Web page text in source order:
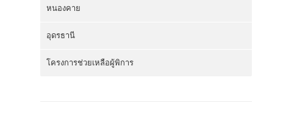
หนองคาย
อุดรธานี
โครงการช่วยเหลือผู้พิการ